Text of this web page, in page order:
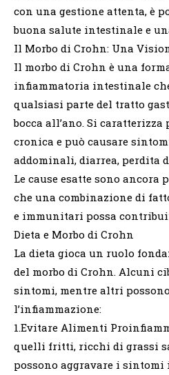
con una gestione attenta, è
buona salute intestinale e
Il Morbo di Crohn: Una
Il morbo di Crohn è una
infiammatoria intestinale
qualsiasi parte del tratto
bocca all’ano. Si
cronica e può causare
addominali, diarrea, perdita
Le cause esatte sono ancora
che una combinazione di
e immunitari possa
Dieta e Morbo di Crohn
La dieta gioca un ruolo
del morbo di Crohn. Alcuni
sintomi, mentre altri
l’infiammazione:
1.Evitare Alimenti
quelli fritti, ricchi di grassi
possono aggravare i sintomi